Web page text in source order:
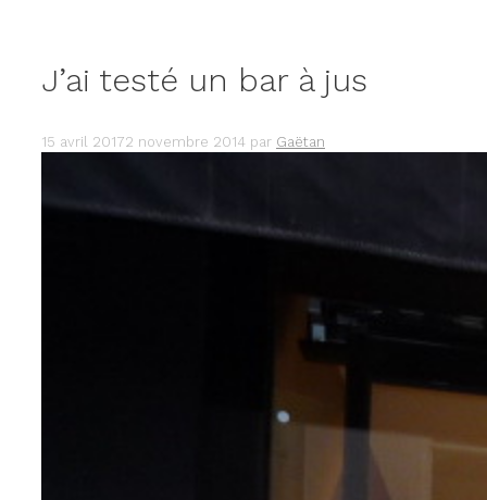
J’ai testé un bar à jus
15 avril 20172 novembre 2014 par Gaëtan